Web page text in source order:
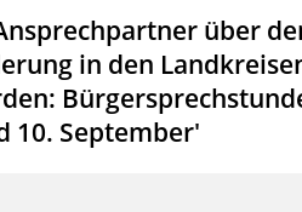
über
in den
10. September'